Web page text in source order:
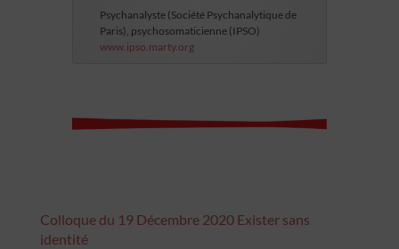
Psychanalyste (Société Psychanalytique de
Paris), psychosomaticienne (IPSO)
www.ipso.marty.org
Colloque du 19 Décembre 2020 Exister sans
identité